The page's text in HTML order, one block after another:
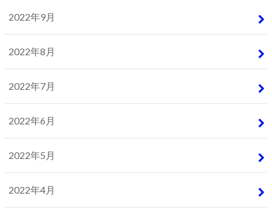
2022年9月
2022年8月
2022年7月
2022年6月
2022年5月
2022年4月